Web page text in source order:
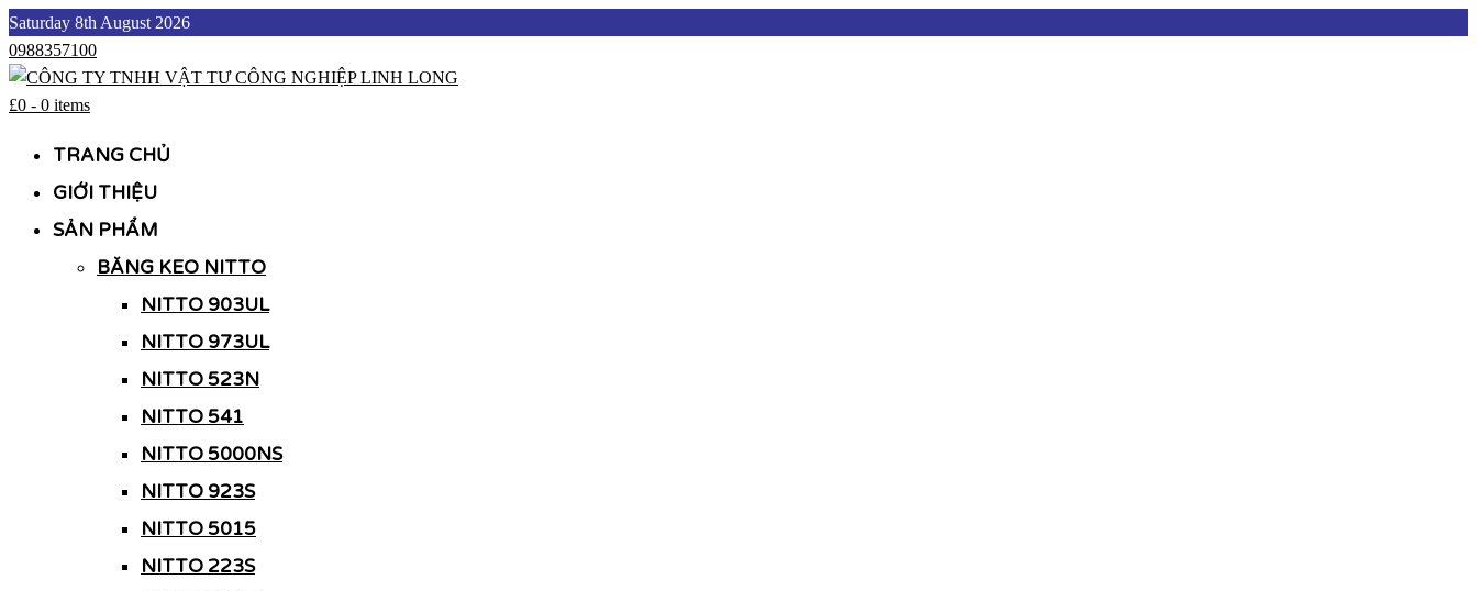
Skip
to
content
Saturday 8th August 2026
0988357100
£0 - 0 items
TRANG CHỦ
GIỚI THIỆU
SẢN PHẨM
BĂNG KEO NITTO
NITTO 903UL
NITTO 973UL
NITTO 523N
NITTO 541
NITTO 5000NS
NITTO 923S
NITTO 5015
NITTO 223S